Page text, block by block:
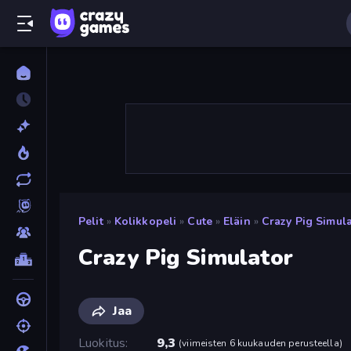
Pelit » Kolikkopeli » Cute » Eläin » Crazy Pig
Crazy Pig Simulator
Jaa
Luokitus
9,3 (viimeisten 6 kuukauden perusteella)